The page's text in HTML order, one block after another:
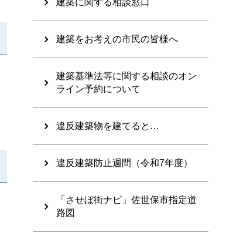
建築に関する相談窓口
建築をお考えの市民の皆様へ
建築基準法等に関する相談のオン
ライン予約について
違反建築物を建てると…
違反建築防止週間（令和7年度）
「させぼ街ナビ」佐世保市指定道
路図